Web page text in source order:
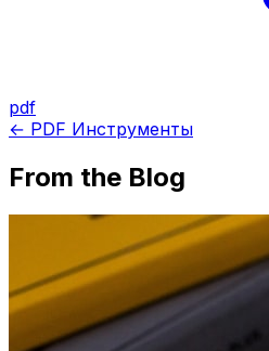
pdf
← PDF Инструменты
From the Blog